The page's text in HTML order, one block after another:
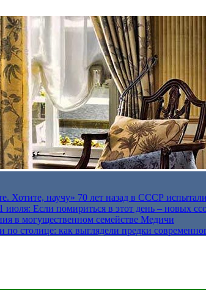
Хотите, научу» 70 лет назад в СССР
Если помириться в этот день – новых
в могущественном семействе Медичи
по столице: как выглядели предки